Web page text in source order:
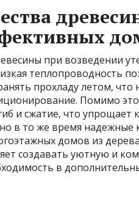
при возведении
теплопроводность
прохладу летом,
Помимо
и сжатие, что упрощает
в то же время
домов из
создавать уютную и
в